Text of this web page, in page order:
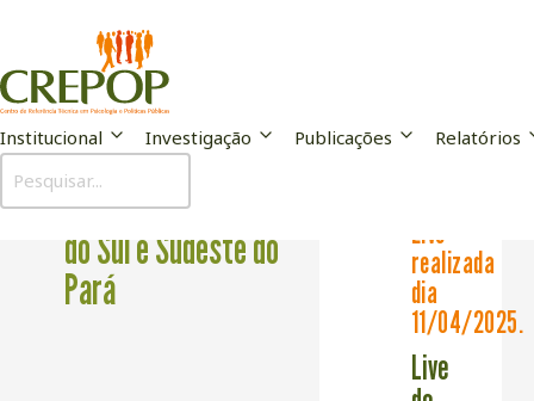
Institucional Investigação Publicações Relatórios
Universidade Federal
do Sul e Sudeste do
Pará
Live
realizada
dia
11/04/2025.
Live